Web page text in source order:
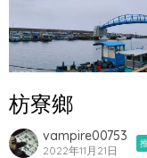
枋寮鄉
vampire00753
2022年11月21日